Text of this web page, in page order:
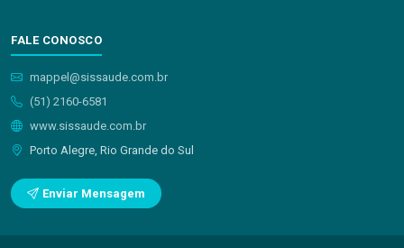
FALE CONOSCO
mappel@sissaude.com.br
(51) 2160-6581
www.sissaude.com.br
Porto Alegre, Rio Grande do Sul
Enviar Mensagem